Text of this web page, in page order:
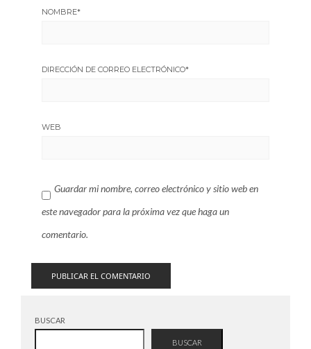
NOMBRE*
DIRECCIÓN DE CORREO ELECTRÓNICO*
WEB
Guardar mi nombre, correo electrónico y sitio web en
este navegador para la próxima vez que haga un
comentario.
BUSCAR
BUSCAR